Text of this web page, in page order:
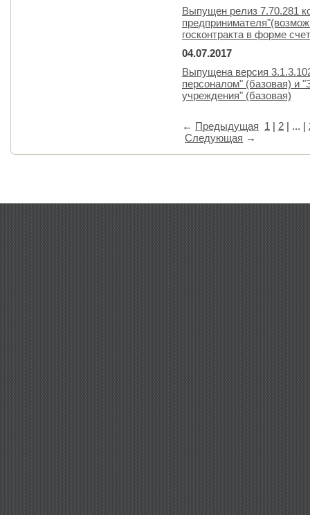
Выпущен релиз 7.70.281
госконтракта в форме
04.07.2017
Выпущена версия
персоналом" (базовая) и
учреждения" (базовая)
← Предыдущая 1 | 2 | ... |
Следующая →